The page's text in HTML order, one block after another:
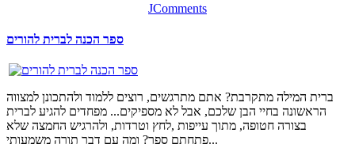
JComments
ספר הכנה לברית להורים
ברית המילה מתקרבת? אתם מתרגשים, רוצים ללמוד ולהתכונן למצווה
הראשונה בחיי הבן שלכם, אבל לא מספיקים... מפחדים להגיע לברית
בצורה חטופה, מתוך עייפות ,לחץ וטרדות, ולהרגיש החמצה שלא
פתחתם ספר? ומה עם דבר תורה משמעותי...